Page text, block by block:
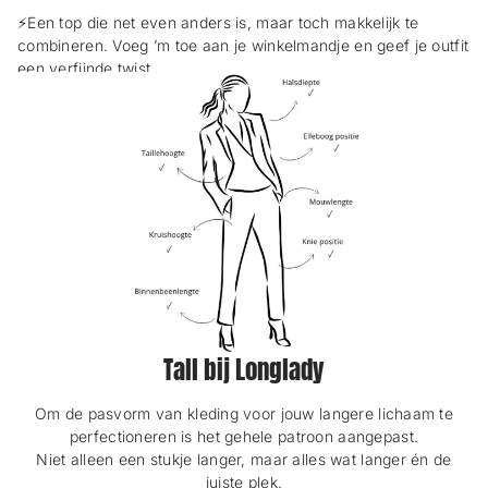
⚡️Een top die net even anders is, maar toch makkelijk te
combineren. Voeg ’m toe aan je winkelmandje en geef je outfit
een verfijnde twist.
e
m
.
e
m
.
Tall bij Longlady
Om de pasvorm van kleding voor jouw langere lichaam te
perfectioneren is het gehele patroon aangepast.
Niet alleen een stukje langer, maar alles wat langer én de
juiste plek.